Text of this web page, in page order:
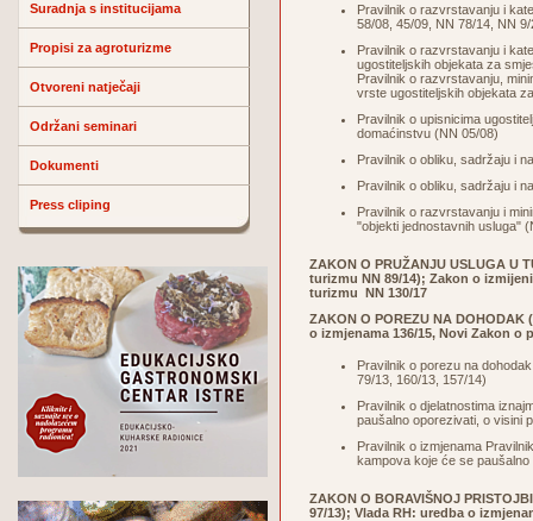
Suradnja s institucijama
Propisi za agroturizme
Otvoreni natječaji
Održani seminari
Dokumenti
Press cliping
Pravilnik o razvrstavanju i
58/08, 45/09, NN 78/14, NN
Pravilnik o razvrstavanju i
ugostiteljskih objekata za
Pravilnik o razvrstavanju,
vrste ugostiteljskih objekata
Pravilnik o upisnicima
domaćinstvu (NN 05/08)
Pravilnik o obliku, sadržaju i
Pravilnik o obliku, sadržaju i
Pravilnik o razvrstavanju i
"objekti jednostavnih usluga"
ZAKON O PRUŽANJU USLUGA U
turizmu NN 89/14); Zakon o
turizmu NN 130/17
ZAKON O POREZU NA DOHODAK
o izmjenama 136/15, Novi Zakon o
Pravilnik o porezu na
79/13, 160/13, 157/14)
Pravilnik o djelatnostima
paušalno oporezivati, o visini
Pravilnik o izmjenama
kampova koje će se
ZAKON O BORAVIŠNOJ
97/13); Vlada RH: uredba o